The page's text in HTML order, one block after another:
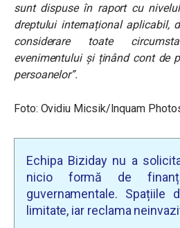
sunt dispuse în raport cu
dreptului internațional aplicabil,
considerare toate
evenimentului și ținând cont de
persoanelor”.
Foto: Ovidiu Micsik/Inquam
Echipa Biziday nu a
nicio formă de
guvernamentale. Spațiile
limitate, iar reclama